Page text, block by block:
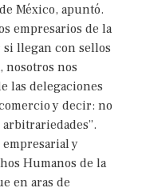
México, apuntó.
empresarios de la
llegan con sellos
nosotros nos
las delegaciones
y decir: no
empresarial y
Humanos de la
en aras de